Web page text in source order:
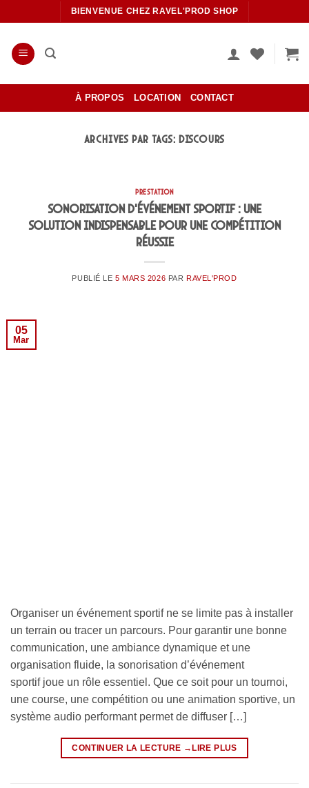
au
contenu
BIENVENUE CHEZ RAVEL'PROD SHOP
À PROPOS LOCATION CONTACT
ARCHIVES PAR TAGS: DISCOURS
PRESTATION
Sonorisation d’événement sportif : une
solution indispensable pour une compétition
réussie
PUBLIÉ LE 5 MARS 2026 PAR RAVEL'PROD
05
Mar
Organiser un événement sportif ne se limite pas à installer
un terrain ou tracer un parcours. Pour garantir une bonne
communication, une ambiance dynamique et une
organisation fluide, la sonorisation d’événement
sportif joue un rôle essentiel. Que ce soit pour un tournoi,
une course, une compétition ou une animation sportive, un
système audio performant permet de diffuser […]
CONTINUER LA LECTURE →